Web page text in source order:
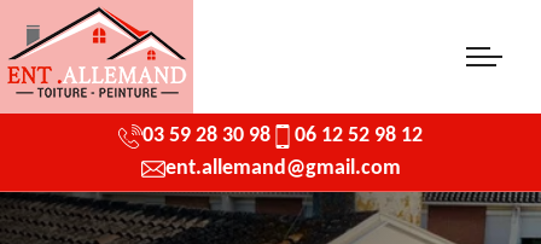
03 59 28 30 98
06 12 52 98 12
ent.allemand@gmail.com